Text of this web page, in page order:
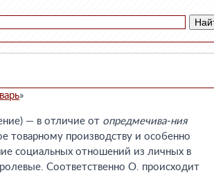
»
— в отличие от опредмечива-ния
товарному производству и особенно
социальных отношений из личных в
Соответственно О. происходит